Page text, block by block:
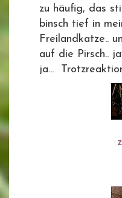
zu häufig, das
binsch tief in
Freilandkatze..
auf die Pirsch..
ja...